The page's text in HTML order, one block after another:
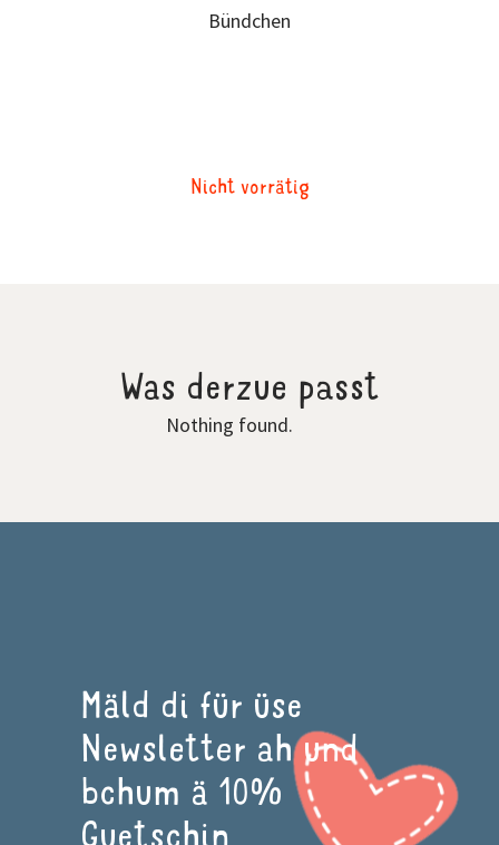
Bündchen
Nicht vorrätig
Was derzue passt
Nothing found.
Mäld di für üse
Newsletter ah und
bchum ä 10%
Guetschin